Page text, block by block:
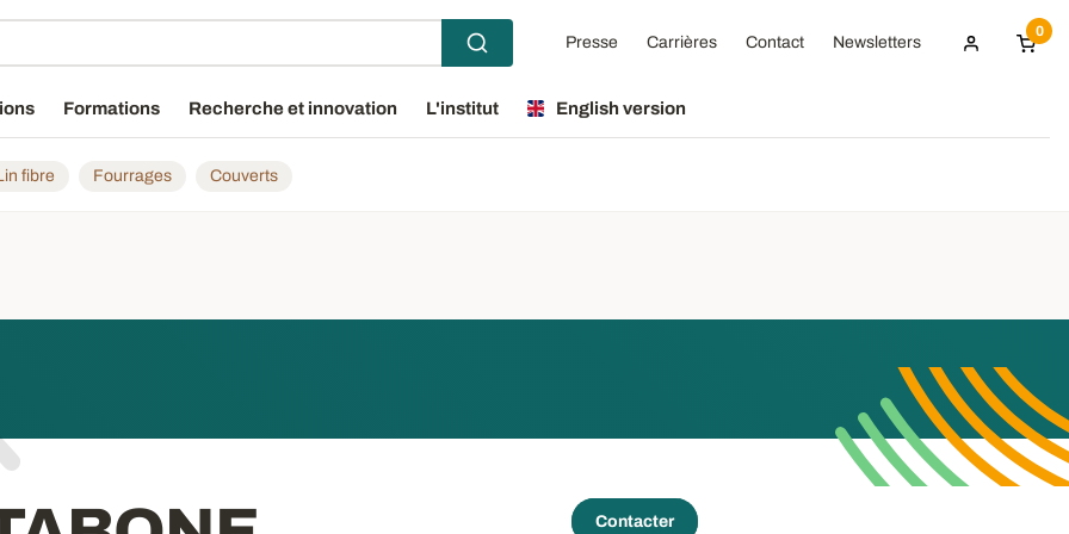
Presse Carrières Contact Newsletters
0
Formations Recherche et innovation L'institut English version
fibre Fourrages Couverts
Contacter